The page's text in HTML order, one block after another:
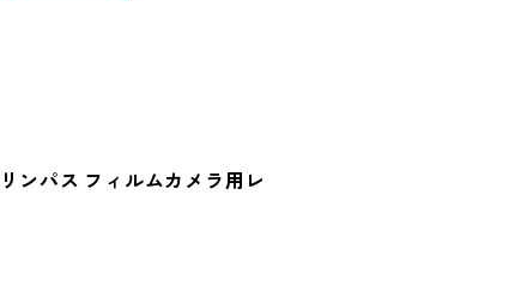
ンパス フィルムカメラ用レ